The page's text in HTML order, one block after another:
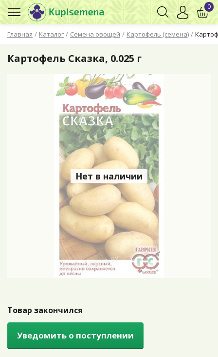
Главная / Каталог / Семена овощей / Картофель (семена) /
0
Картофель Сказка, 0.025 г
Нет в наличии
Товар закончился
Уведомить о поступлении